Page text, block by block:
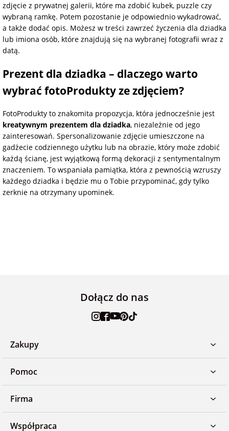
zdjęcie z prywatnej galerii, które ma zdobić kubek, puzzle czy
wybraną ramkę. Potem pozostanie je odpowiednio wykadrować,
a także dodać opis. Możesz w treści zawrzeć życzenia dla dziadka
lub imiona osób, które znajdują się na wybranej fotografii wraz z
datą.
Prezent dla dziadka – dlaczego warto
wybrać fotoProdukty ze zdjęciem?
FotoProdukty to znakomita propozycja, która jednocześnie jest
kreatywnym prezentem dla dziadka, niezależnie od jego
zainteresowań. Spersonalizowanie zdjęcie umieszczone na
gadżecie codziennego użytku lub na obrazie, który może zdobić
każdą ścianę, jest wyjątkową formą dekoracji z sentymentalnym
znaczeniem. To wspaniała pamiątka, która z pewnością wzruszy
każdego dziadka i będzie mu o Tobie przypominać, gdy tylko
zerknie na otrzymany upominek.
Dołącz do nas
Zakupy
Pomoc
Firma
Współpraca